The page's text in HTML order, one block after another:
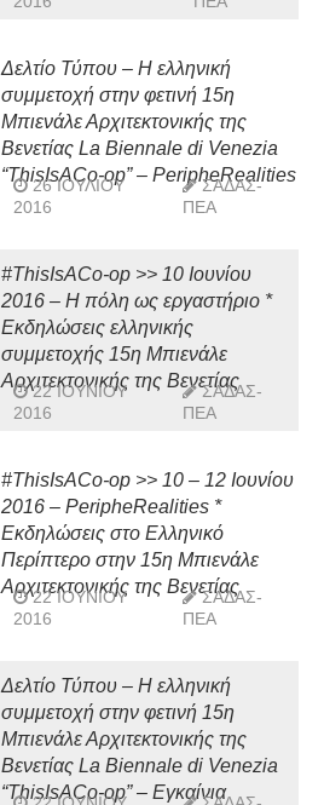
Δελτίο Τύπου – Η ελληνική
συμμετοχή στην φετινή 15η
Μπιενάλε Αρχιτεκτονικής της
Βενετίας La Biennale di Venezia
“ThisIsACo-op” – PeripheRealities
26 ΙΟΥΛΊΟΥ
2016
ΣΑΔΑΣ-
ΠΕΑ
#ThisIsACo-op >> 10 Ιουνίου
2016 – Η πόλη ως εργαστήριο *
Εκδηλώσεις ελληνικής
συμμετοχής 15η Μπιενάλε
Αρχιτεκτονικής της Βενετίας
22 ΙΟΥΝΊΟΥ
2016
ΣΑΔΑΣ-
ΠΕΑ
#ThisIsACo-op >> 10 – 12 Ιουνίου
2016 – PeripheRealities *
Εκδηλώσεις στο Ελληνικό
Περίπτερο στην 15η Μπιενάλε
Αρχιτεκτονικής της Βενετίας
22 ΙΟΥΝΊΟΥ
2016
ΣΑΔΑΣ-
ΠΕΑ
Δελτίο Τύπου – Η ελληνική
συμμετοχή στην φετινή 15η
Μπιενάλε Αρχιτεκτονικής της
Βενετίας La Biennale di Venezia
“ThisIsACo-op” – Εγκαίνια